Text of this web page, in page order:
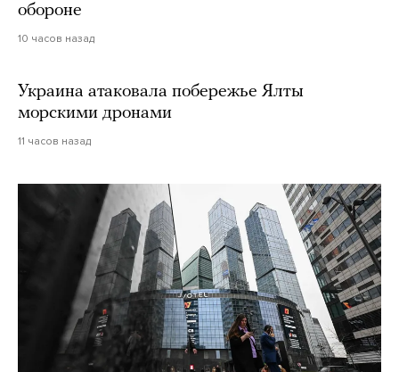
обороне
10 часов назад
Украина атаковала побережье Ялты
морскими дронами
11 часов назад